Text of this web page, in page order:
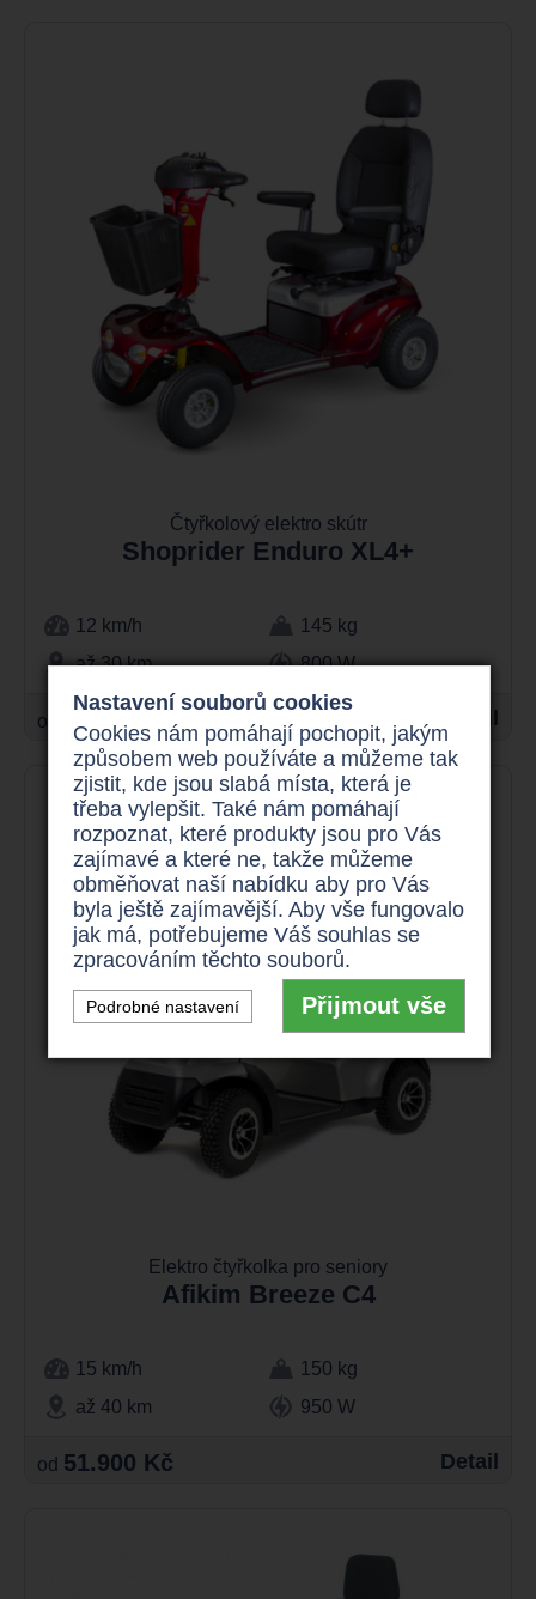
Čtyřkolový elektro skútr
Shoprider Enduro XL4+
12 km/h
145 kg
až 30 km
800 W
od 38.900 Kč
Elektro čtyřkolka pro seniory
Afikim Breeze C4
15 km/h
150 kg
až 40 km
950 W
od 51.900 Kč Detail
Nastavení souborů cookies
Cookies nám pomáhají pochopit, jakým
způsobem web používáte a můžeme tak
zjistit, kde jsou slabá místa, která je
třeba vylepšit. Také nám pomáhají
rozpoznat, které produkty jsou pro Vás
zajímavé a které ne, takže můžeme
obměňovat naší nabídku aby pro Vás
byla ještě zajímavější. Aby vše fungovalo
jak má, potřebujeme Váš souhlas se
zpracováním těchto souborů.
Podrobné nastavení Přijmout vše